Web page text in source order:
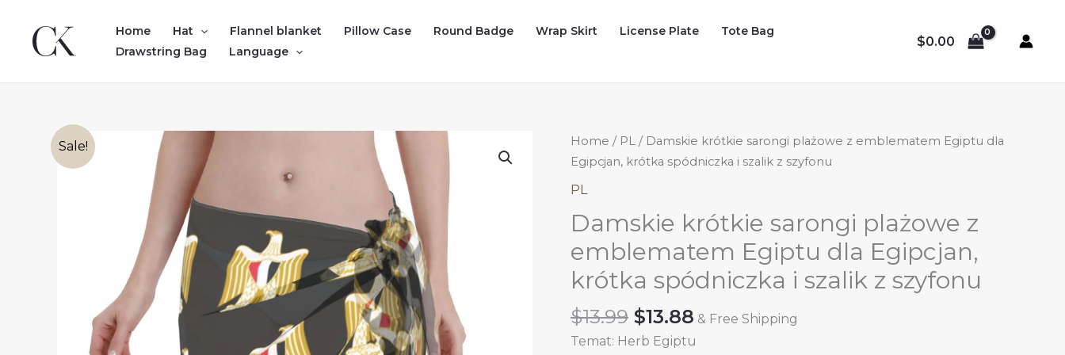
content
Home Hat Flannel blanket Pillow Case Round Badge Wrap Skirt License Plate
Tote Bag
Drawstring Bag
Language
$0.00
Sale! Home / PL / Damskie krótkie sarongi plażowe z emblematem Egiptu dla
Egipcjan, krótka spódniczka i szalik z szyfonu
PL
Damskie krótkie sarongi plażowe z
emblematem Egiptu dla Egipcjan,
krótka spódniczka i szalik z szyfonu
$13.99 Original
price
$13.88 Current
price
& Free Shipping
Temat: Herb Egiptu